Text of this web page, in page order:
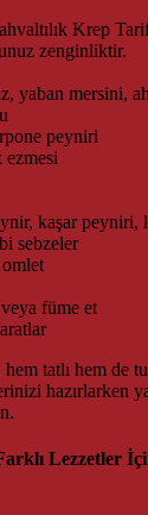
Krep
zenginliktir.
yaban mersini,
peyniri
ezmesi
kaşar peyniri,
sebzeler
füme et
tatlı hem de
hazırlarken
Lezzetler